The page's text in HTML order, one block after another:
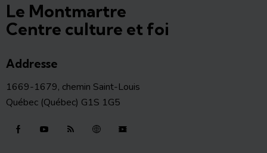
Le Montmartre
Centre culture et foi
Addresse
1669-1679, chemin Saint-Louis
Québec (Québec) G1S 1G5